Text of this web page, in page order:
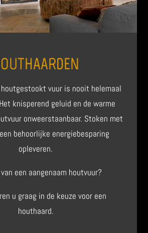
houtgestookt vuur is nooit helemaal
knisperend geluid en de warme
onweerstaanbaar. Stoken met
behoorlijke energiebesparing
opleveren.
een aangenaam houtvuur?
u graag in de keuze voor een
houthaard.